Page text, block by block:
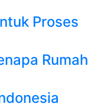
Proses
Rumah